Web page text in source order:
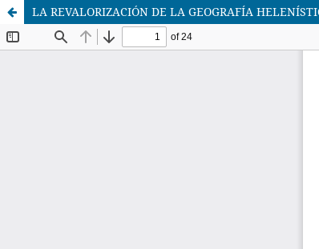
LA REVALORIZACIÓN DE LA GEOGRAFÍA